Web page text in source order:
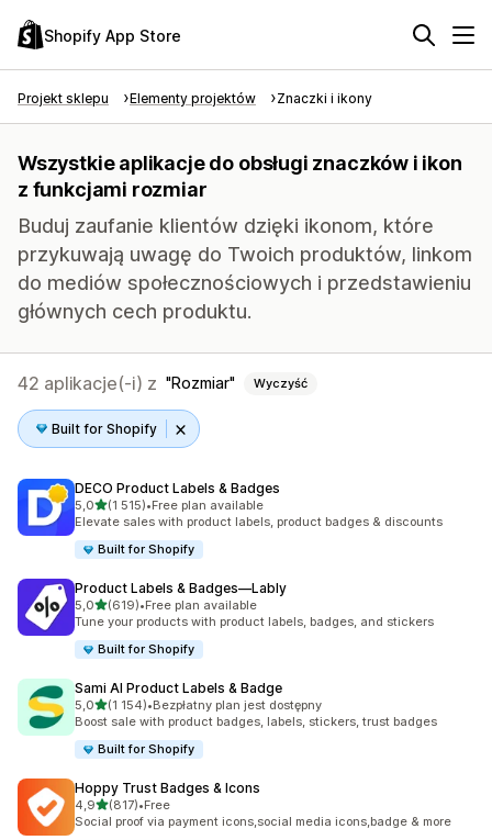
Shopify App Store
Projekt sklepu Elementy projektów Znaczki i ikony
Wszystkie aplikacje do obsługi znaczków i ikon
z funkcjami rozmiar
Buduj zaufanie klientów dzięki ikonom, które
przykuwają uwagę do Twoich produktów, linkom
do mediów społecznościowych i przedstawieniu
głównych cech produktu.
42 aplikacje(-i) z Rozmiar Wyczyść
Built for Shopify
DECO Product Labels & Badges
5,0na 5 gwiazdek
(1 515)
Łączna liczba recenzji: 1515
•Free plan available
Elevate sales with product labels, product badges & discounts
Built for Shopify
Product Labels & Badges—Lably
5,0na 5 gwiazdek
(619)
Łączna liczba recenzji: 619
•Free plan available
Tune your products with product labels, badges, and stickers
Built for Shopify
Sami AI Product Labels & Badge
5,0na 5 gwiazdek
(1 154)
Łączna liczba recenzji: 1154
•Bezpłatny plan jest dostępny
Boost sale with product badges, labels, stickers, trust badges
Built for Shopify
Hoppy Trust Badges & Icons
4,9na 5 gwiazdek
(817)
Łączna liczba recenzji: 817
•Free
Social proof via payment icons,social media icons,badge & more